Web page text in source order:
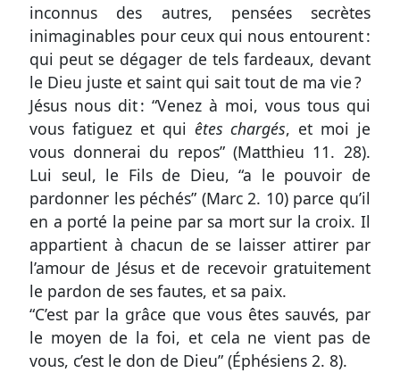
inconnus des autres, pensées secrètes
inimaginables pour ceux qui nous entourent :
qui peut se dégager de tels fardeaux, devant
le Dieu juste et saint qui sait tout de ma vie ?
Jésus nous dit : “Venez à moi, vous tous qui
vous fatiguez et qui êtes chargés, et moi je
vous donnerai du repos” (Matthieu 11. 28).
Lui seul, le Fils de Dieu, “a le pouvoir de
pardonner les péchés” (Marc 2. 10) parce qu’il
en a porté la peine par sa mort sur la croix. Il
appartient à chacun de se laisser attirer par
l’amour de Jésus et de recevoir gratuitement
le pardon de ses fautes, et sa paix.
“C’est par la grâce que vous êtes sauvés, par
le moyen de la foi, et cela ne vient pas de
vous, c’est le don de Dieu” (Éphésiens 2. 8).
Participer
aux
coûts
du
site